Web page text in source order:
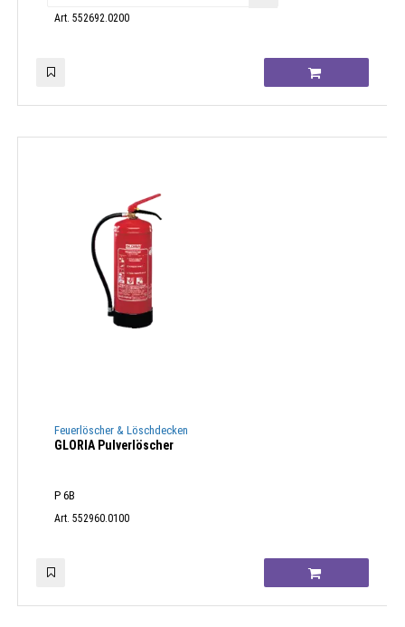
Art. 552692.0200
Feuerlöscher & Löschdecken
GLORIA Pulverlöscher
P 6B
Art. 552960.0100